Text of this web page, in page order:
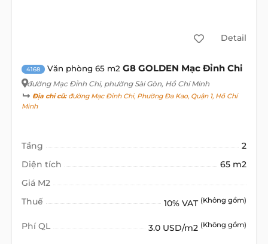
Detail
4168 Văn phòng 65 m2 G8 GOLDEN Mạc Đỉnh Chi
đường Mạc Đỉnh Chi, phường Sài Gòn, Hồ Chí Minh
Địa chỉ cũ:đường Mạc Đỉnh Chi, Phường Đa Kao, Quận 1, Hồ Chí
Minh
Tầng
2
Diện tích
65 m2
Giá M2
Thuế
10% VAT (Không gồm)
Phí QL 3.0 USD/m2 (Không gồm)